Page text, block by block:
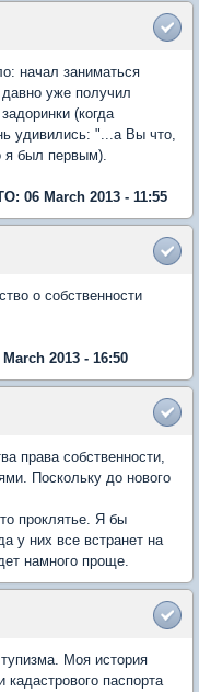
начал заниматься
уже получил
(когда
удивились: "...а Вы что,
я был первым).
06 March 2013 - 11:55
о собственности
2013 - 16:50
права собственности,
Поскольку до нового
проклятье. Я бы
у них все встранет на
намного проще.
Моя история
паспорта